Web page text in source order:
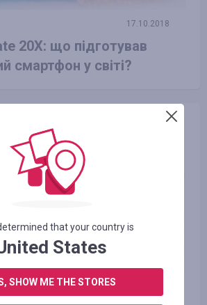
17.10.2018
20X: що підготував
смартфон у світі?
that your country is
States
SHOW ME THE STORES